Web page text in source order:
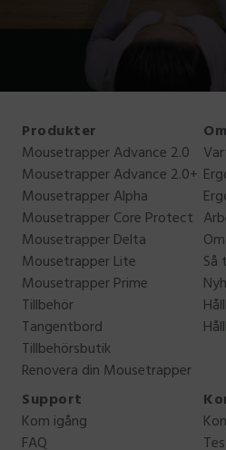
Produkter
Mousetrapper Advance 2.0
Mousetrapper Advance 2.0+
Mousetrapper Alpha
Mousetrapper Core Protect
Mousetrapper Delta
Mousetrapper Lite
Mousetrapper Prime
Tillbehör
Tangentbord
Tillbehörsbutik
Renovera din Mousetrapper
Så
Support
Kom igång
FAQ